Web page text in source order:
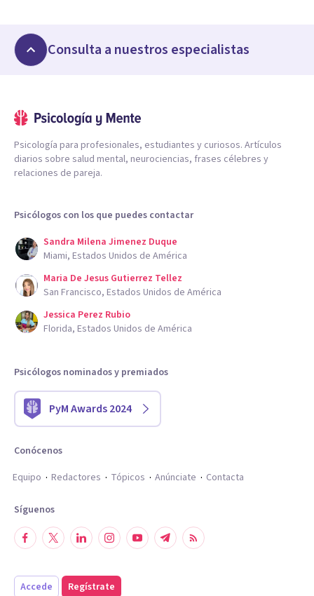
Consulta a nuestros especialistas
Psicología para profesionales, estudiantes y curiosos. Artículos
diarios sobre salud mental, neurociencias, frases célebres y
relaciones de pareja.
Psicólogos con los que puedes contactar
Sandra Milena Jimenez Duque
Miami, Estados Unidos de América
Maria De Jesus Gutierrez Tellez
San Francisco, Estados Unidos de América
Jessica Perez Rubio
Florida, Estados Unidos de América
Psicólogos nominados y premiados
PyM Awards 2024
Conócenos
Equipo
Redactores Tópicos Anúnciate Contacta
Síguenos
Accede Regístrate